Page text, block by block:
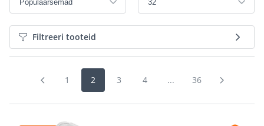
Filtreeri tooteid
1 2 3 4 ... 36